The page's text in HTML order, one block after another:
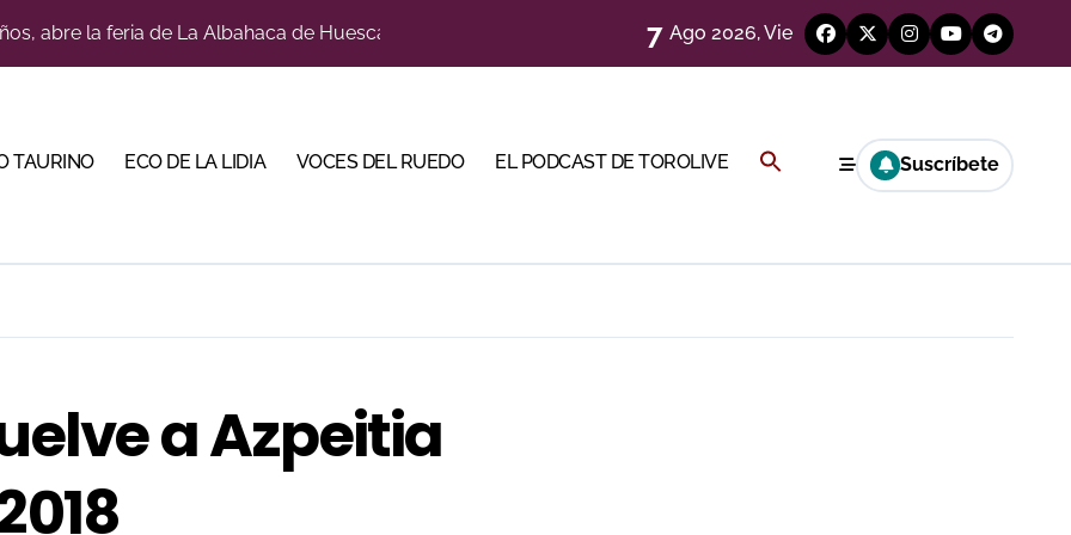
abre la feria de La Albahaca de Huesca
por los jóvenes con entradas desde un euro
sobresale en una noche gris en Las Ventas
Martín para su regreso a Huesca trece años después (Imágenes)
abre la corrida de seis rejoneadores en El Puerto de Santa María esta noche
7 Ago 2026, Vie
TAURINO ECO DE LA LIDIA VOCES DEL RUEDO EL PODCAST DE TOROLIVE Buscar: Suscríbete
a Azpeitia